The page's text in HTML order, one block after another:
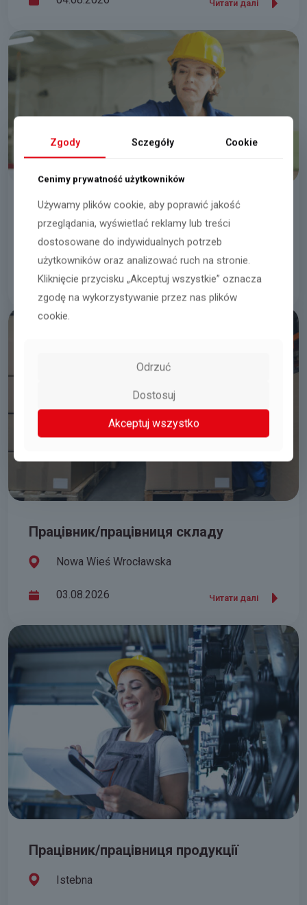
Читати далі
Працівник/працівниця виробництва
Pruszków
05.08.2026 Читати далі
Працівник/працівниця складу
Nowa Wieś Wrocławska
03.08.2026 Читати далі
Працівник/працівниця продукції
Istebna
Zgody Sczegóły Cookie
Cenimy prywatność użytkowników
Używamy plików cookie, aby poprawić jakość
przeglądania, wyświetlać reklamy lub treści
dostosowane do indywidualnych potrzeb
użytkowników oraz analizować ruch na stronie.
Kliknięcie przycisku „Akceptuj wszystkie” oznacza
zgodę na wykorzystywanie przez nas plików
cookie.
Odrzuć
Dostosuj
Akceptuj wszystko